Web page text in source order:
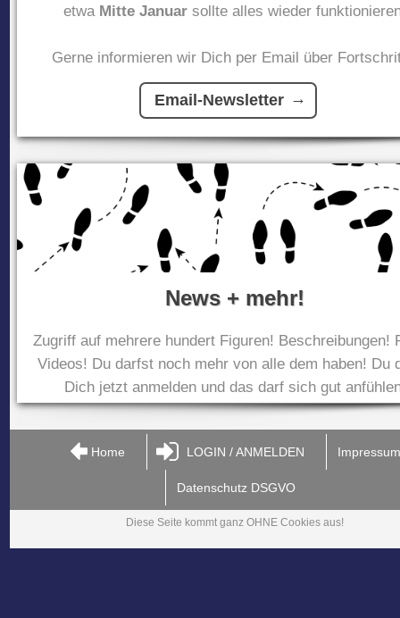
etwa Mitte Januar sollte alles wieder
Gerne informieren wir Dich per Email über
Email-Newsletter
News + mehr!
Zugriff auf mehrere hundert Figuren! Beschreibungen!
Videos! Du darfst noch mehr von alle dem haben! Du
Dich jetzt anmelden und das darf sich gut
Home LOGIN / ANMELDEN
Datenschutz DSGVO
Diese Seite kommt ganz OHNE Cookies aus!